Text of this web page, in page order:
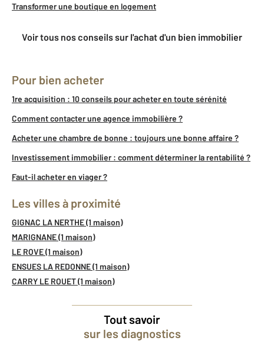
Transformer une boutique en logement
Voir tous nos conseils sur l'achat d'un bien immobilier
Pour bien acheter
1re acquisition : 10 conseils pour acheter en toute sérénité
Comment contacter une agence immobilière ?
Acheter une chambre de bonne : toujours une bonne affaire ?
Investissement immobilier : comment déterminer la rentabilité ?
Faut-il acheter en viager ?
Les villes à proximité
GIGNAC LA NERTHE (1 maison)
MARIGNANE (1 maison)
LE ROVE (1 maison)
ENSUES LA REDONNE (1 maison)
CARRY LE ROUET (1 maison)
Tout savoir
sur les diagnostics